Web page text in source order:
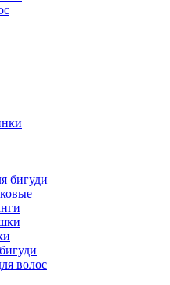
бигуди
волос